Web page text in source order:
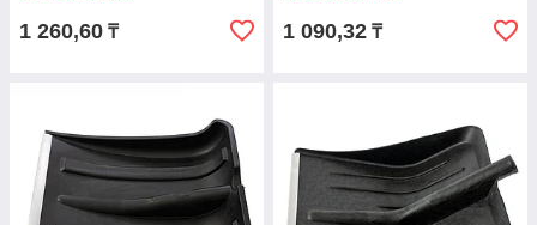
1 260,60 ₸ 1 090,32 ₸